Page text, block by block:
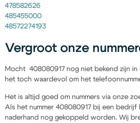
478582626
485455000
48572274193
Vergroot onze
Mocht 408080917 nog niet bekend zijn in
het toch waardevol om het
Het is altijd goed om nummers via onze
Als het nummer 408080917 bij een bedrijf
naderhand nog gekoppeld worden. Wij